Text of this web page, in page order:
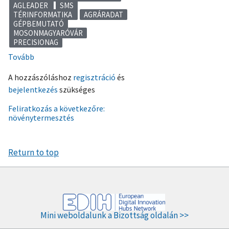
AGLEADER
SMS
TÉRINFORMATIKA
AGRÁRADAT
GÉPBEMUTATÓ
MOSONMAGYARÓVÁR
PRECISIONAG
Tovább
traktor
és
vetőgép:
Agrár-
volt
Óváron
A hozzászóláshoz regisztráció és
bejelentkezés szükséges
Feliratkozás a következőre:
növénytermesztés
Return to top
Mini weboldalunk a Bizottság oldalán >>